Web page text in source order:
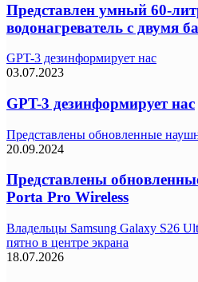
Представлен умный 60-
водонагреватель с двумя
GPT-3 дезинформирует нас
03.07.2023
GPT-3 дезинформирует нас
Представлены обновленные
20.09.2024
Представлены
Porta Pro Wireless
Владельцы Samsung Galaxy S26
пятно в центре экрана
18.07.2026